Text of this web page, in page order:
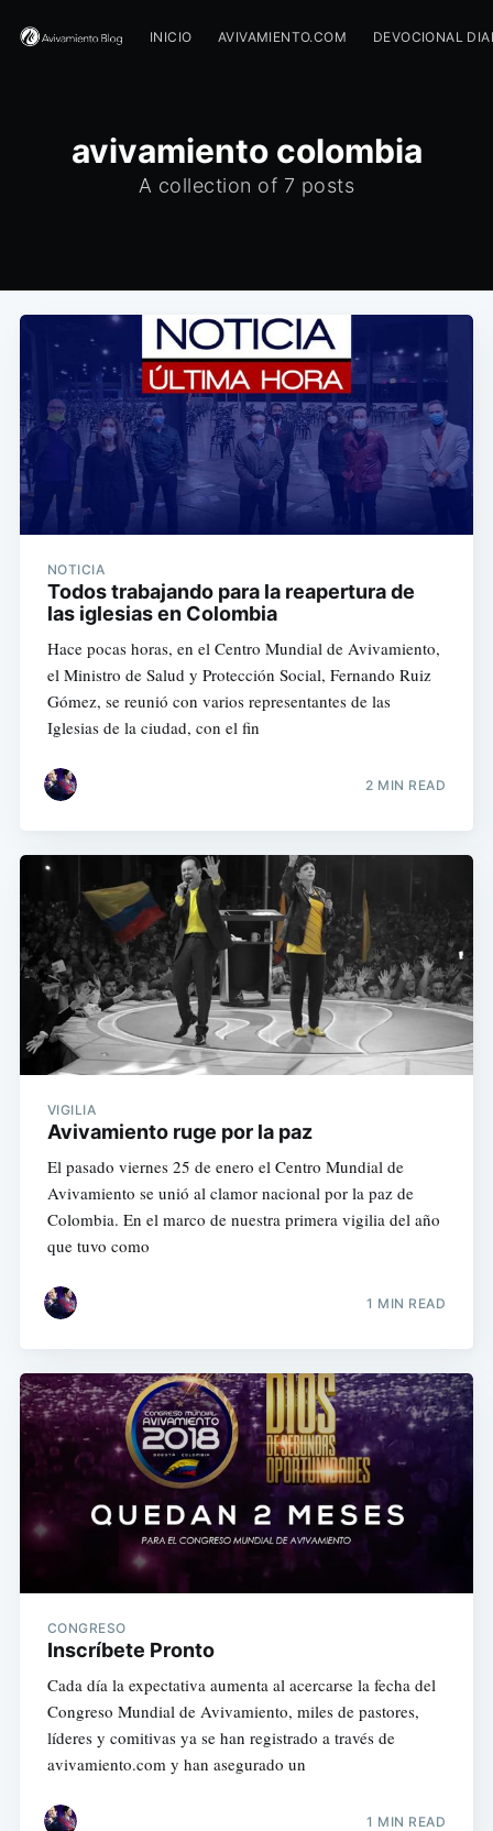
INICIO AVIVAMIENTO.COM DEVOCIONAL
avivamiento colombia
A collection of 7 posts
NOTICIA
Todos trabajando para la reapertura de
las iglesias en Colombia
Hace pocas horas, en el Centro Mundial de Avivamiento,
el Ministro de Salud y Protección Social, Fernando Ruiz
Gómez, se reunió con varios representantes de las
Iglesias de la ciudad, con el fin
2 MIN READ
VIGILIA
Avivamiento ruge por la paz
El pasado viernes 25 de enero el Centro Mundial de
Avivamiento se unió al clamor nacional por la paz de
Colombia. En el marco de nuestra primera vigilia del año
que tuvo como
1 MIN READ
CONGRESO
Inscríbete Pronto
Cada día la expectativa aumenta al acercarse la fecha del
Congreso Mundial de Avivamiento, miles de pastores,
líderes y comitivas ya se han registrado a través de
avivamiento.com y han asegurado un
1 MIN READ